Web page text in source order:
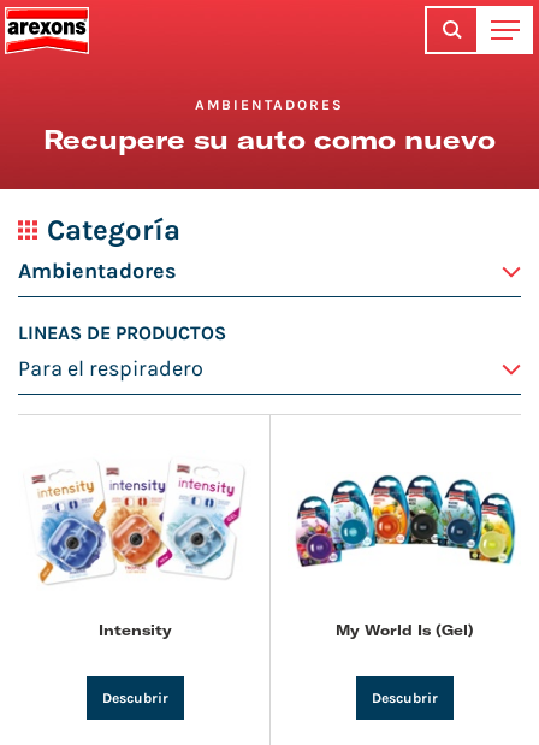
AMBIENTADORES
Recupere su auto como nuevo
Categoría
LINEAS DE PRODUCTOS
Intensity
Descubrir
My World Is (Gel)
Descubrir